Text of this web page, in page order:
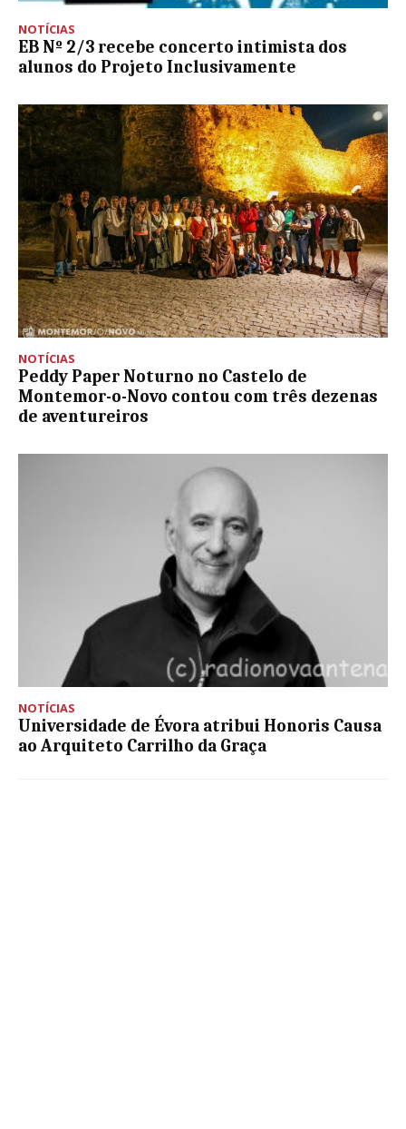
NOTÍCIAS
EB Nº 2/3 recebe concerto intimista dos
alunos do Projeto Inclusivamente
NOTÍCIAS
Peddy Paper Noturno no Castelo de
Montemor-o-Novo contou com três dezenas
de aventureiros
NOTÍCIAS
Universidade de Évora atribui Honoris Causa
ao Arquiteto Carrilho da Graça